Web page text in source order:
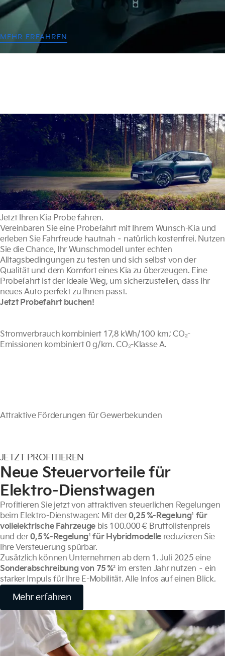
Elektromobilität
Erleben Sie die Zukunft der Mobilität mit Kia als neuer Marke
im Portfolio der ahg.
MEHR ERFAHREN
Elektromobilität
Jetzt Ihren Kia Probe fahren.
Vereinbaren Sie eine Probefahrt mit Ihrem Wunsch-Kia und
erleben Sie Fahrfreude hautnah – natürlich kostenfrei. Nutzen
Sie die Chance, Ihr Wunschmodell unter echten
Alltagsbedingungen zu testen und sich selbst von der
Qualität und dem Komfort eines Kia zu überzeugen. Eine
Probefahrt ist der ideale Weg, um sicherzustellen, dass Ihr
neues Auto perfekt zu Ihnen passt.
Jetzt Probefahrt buchen!
Stromverbrauch kombiniert 17,8 kWh/100 km; CO₂-
Emissionen kombiniert 0 g/km. CO₂-Klasse A.
Attraktive Förderungen für Gewerbekunden
JETZT PROFITIEREN
Neue Steuervorteile für
Elektro-Dienstwagen
Profitieren Sie jetzt von attraktiven steuerlichen Regelungen
beim Elektro-Dienstwagen: Mit der0,25 %-Regelung¹ für
vollelektrische Fahrzeuge bis 100.000 € Bruttolistenpreis
und der0,5 %-Regelung¹ für Hybridmodellereduzieren Sie
Ihre Versteuerung spürbar.
Zusätzlich können Unternehmen ab dem 1. Juli 2025 eine
Sonderabschreibung von 75 %² im ersten Jahr nutzen – ein
starker Impuls für Ihre E-Mobilität. Alle Infos auf einen Blick.
Mehr erfahren